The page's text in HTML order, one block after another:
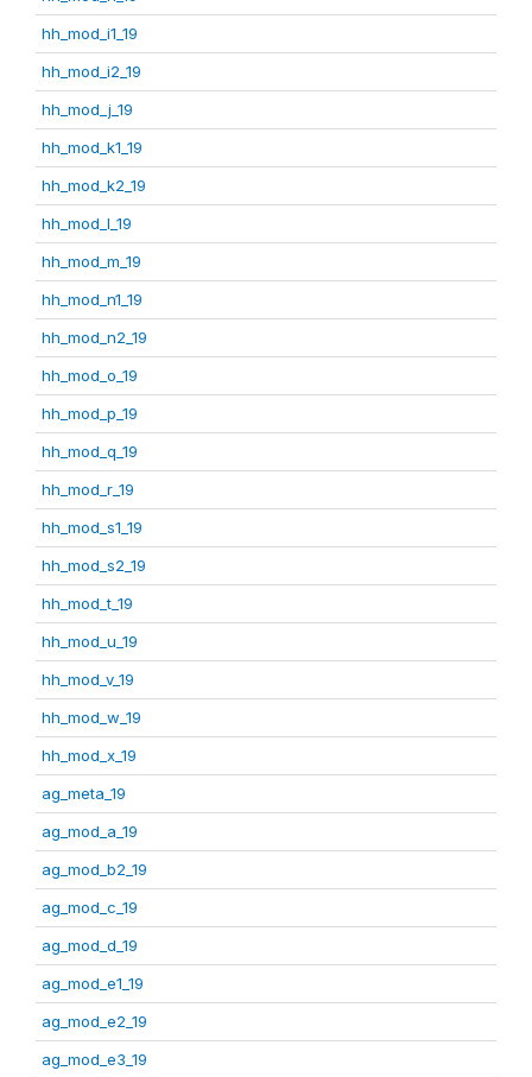
hh_mod_i1_19
hh_mod_i2_19
hh_mod_j_19
hh_mod_k1_19
hh_mod_k2_19
hh_mod_l_19
hh_mod_m_19
hh_mod_n1_19
hh_mod_n2_19
hh_mod_o_19
hh_mod_p_19
hh_mod_q_19
hh_mod_r_19
hh_mod_s1_19
hh_mod_s2_19
hh_mod_t_19
hh_mod_u_19
hh_mod_v_19
hh_mod_w_19
hh_mod_x_19
ag_meta_19
ag_mod_a_19
ag_mod_b2_19
ag_mod_c_19
ag_mod_d_19
ag_mod_e1_19
ag_mod_e2_19
ag_mod_e3_19